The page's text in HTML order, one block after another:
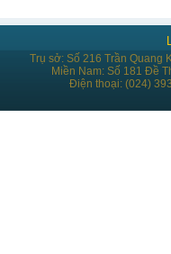
Trụ sở: Số 216 Trần Quang
Miền Nam: Số 181 Đề
Điện thoại: (024)